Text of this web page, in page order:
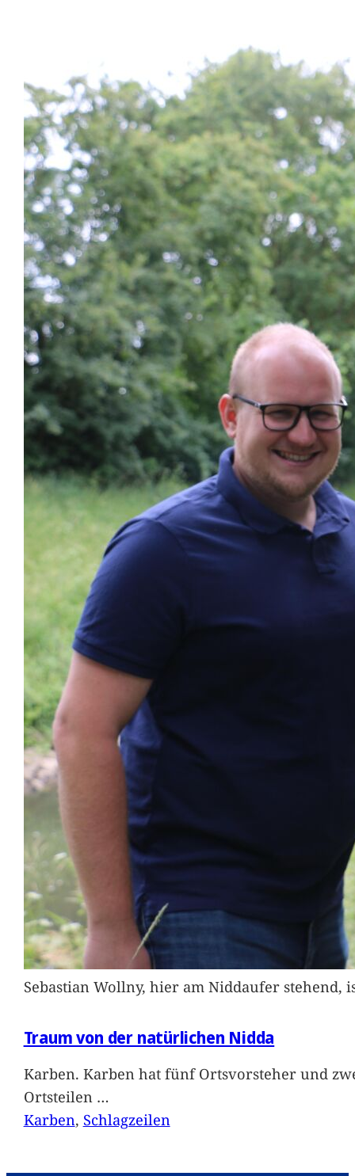
Sebastian Wollny, hier am Niddaufer
Traum von der natürlichen Nidda
Karben. Karben hat fünf Ortsvorsteher und
Ortsteilen …
Karben, Schlagzeilen